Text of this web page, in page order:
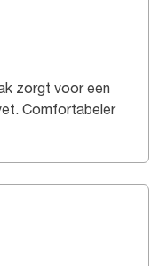
zorgt voor een
Comfortabeler